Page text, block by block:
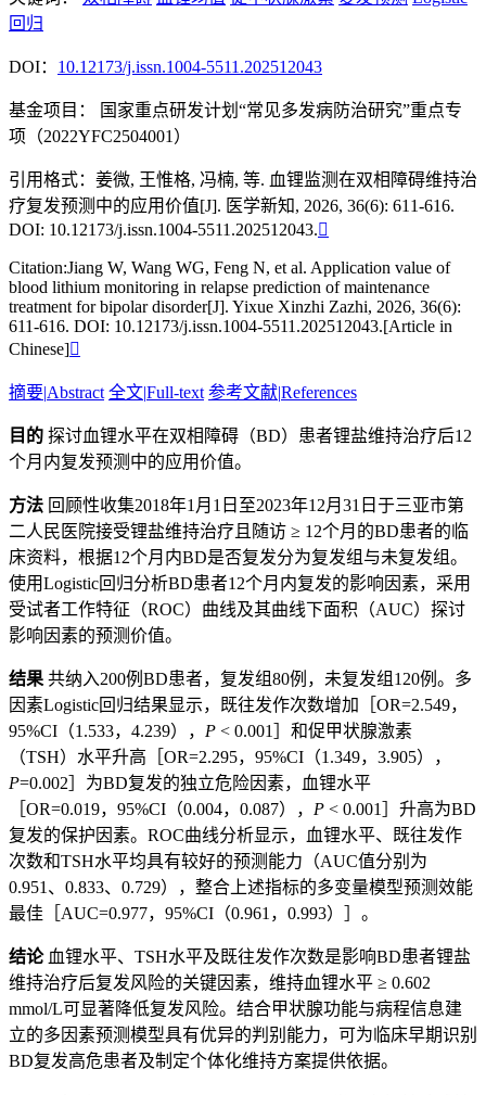
回归
DOI： 10.12173/j.issn.1004-5511.202512043
基金项目：
国家重点研发计划“常见多发病防治研究”重点专
项（2022YFC2504001）
引用格式： 姜微, 王惟格, 冯楠, 等. 血锂监测在双相障碍维持治
疗复发预测中的应用价值[J]. 医学新知, 2026, 36(6): 611-616.
DOI: 10.12173/j.issn.1004-5511.202512043.
Citation:Jiang W, Wang WG, Feng N, et al. Application value of
blood lithium monitoring in relapse prediction of maintenance
treatment for bipolar disorder[J]. Yixue Xinzhi Zazhi, 2026, 36(6):
611-616. DOI: 10.12173/j.issn.1004-5511.202512043.[Article in
Chinese]
摘要|Abstract 全文|Full-text 参考文献|References
目的 探讨血锂水平在双相障碍（BD）患者锂盐维持治疗后12
个月内复发预测中的应用价值。
方法 回顾性收集2018年1月1日至2023年12月31日于三亚市第
二人民医院接受锂盐维持治疗且随访 ≥ 12个月的BD患者的临
床资料，根据12个月内BD是否复发分为复发组与未复发组。
使用Logistic回归分析BD患者12个月内复发的影响因素，采用
受试者工作特征（ROC）曲线及其曲线下面积（AUC）探讨
影响因素的预测价值。
结果 共纳入200例BD患者，复发组80例，未复发组120例。多
因素Logistic回归结果显示，既往发作次数增加［OR=2.549，
95%CI（1.533，4.239）， P < 0.001］和促甲状腺激素
（TSH）水平升高［OR=2.295，95%CI（1.349，3.905），
P=0.002］为BD复发的独立危险因素，血锂水平
［OR=0.019，95%CI（0.004，0.087）， P < 0.001］升高为BD
复发的保护因素。ROC曲线分析显示，血锂水平、既往发作
次数和TSH水平均具有较好的预测能力（AUC值分别为
0.951、0.833、0.729），整合上述指标的多变量模型预测效能
最佳［AUC=0.977，95%CI（0.961，0.993）］。
结论血锂水平、TSH水平及既往发作次数是影响BD患者锂盐
维持治疗后复发风险的关键因素，维持血锂水平 ≥ 0.602
mmol/L可显著降低复发风险。结合甲状腺功能与病程信息建
立的多因素预测模型具有优异的判别能力，可为临床早期识别
BD复发高危患者及制定个体化维持方案提供依据。